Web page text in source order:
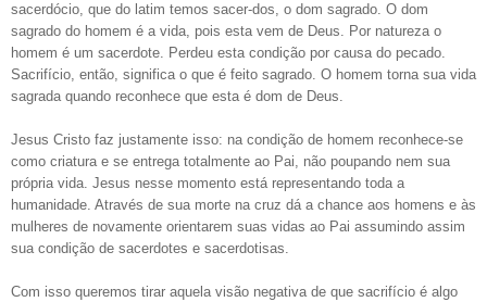
sacerdócio, que do latim temos sacer-dos, o dom sagrado. O dom
sagrado do homem é a vida, pois esta vem de Deus. Por natureza o
homem é um sacerdote. Perdeu esta condição por causa do pecado.
Sacrifício, então, significa o que é feito sagrado. O homem torna sua vida
sagrada quando reconhece que esta é dom de Deus.
Jesus Cristo faz justamente isso: na condição de homem reconhece-se
como criatura e se entrega totalmente ao Pai, não poupando nem sua
própria vida. Jesus nesse momento está representando toda a
humanidade. Através de sua morte na cruz dá a chance aos homens e às
mulheres de novamente orientarem suas vidas ao Pai assumindo assim
sua condição de sacerdotes e sacerdotisas.
Com isso queremos tirar aquela visão negativa de que sacrifício é algo